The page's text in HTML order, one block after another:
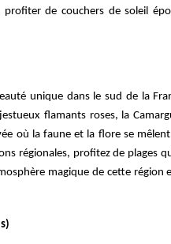
de couchers de soleil
unique dans le sud de la
flamants roses, la
où la faune et la flore se
régionales, profitez de plages
magique de cette région